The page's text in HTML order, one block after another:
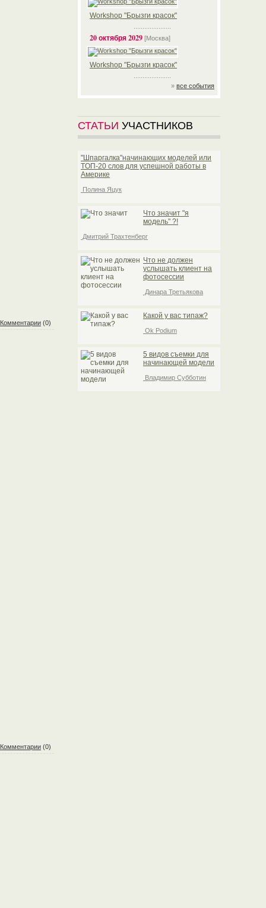
Комментарии (0)
Комментарии (0)
Workshop "Брызги красок"
20 октября 2029 [Москва]
Workshop "Брызги красок"
» все события
СТАТЬИ УЧАСТНИКОВ
"Шпаргалка"начинающих моделей или
TOП-20 слов для успешной работы в
Америке
Полина Яцук
Что значит "я
модель" ?!
Дмитрий Трахтенберг
Что не должен
услышать клиент на
фотосессии
Динара Третьякова
Какой у вас типаж?
Ok Podium
5 видов съемки для
начинающей модели
Владимир Субботин